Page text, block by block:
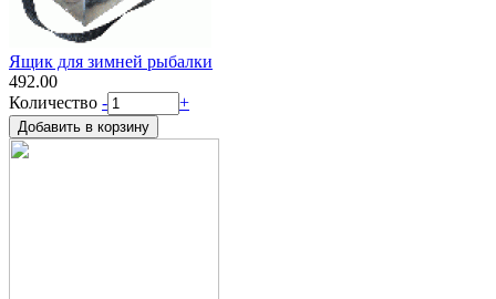
Ящик для зимней рыбалки
492.00
Количество - +